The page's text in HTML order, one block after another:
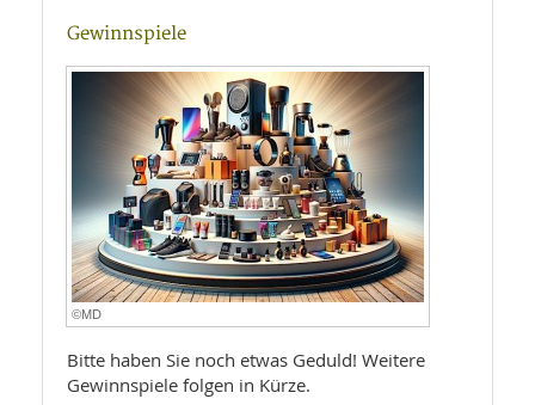
Gewinnspiele
©MD
Bitte haben Sie noch etwas Geduld! Weitere
Gewinnspiele folgen in Kürze.